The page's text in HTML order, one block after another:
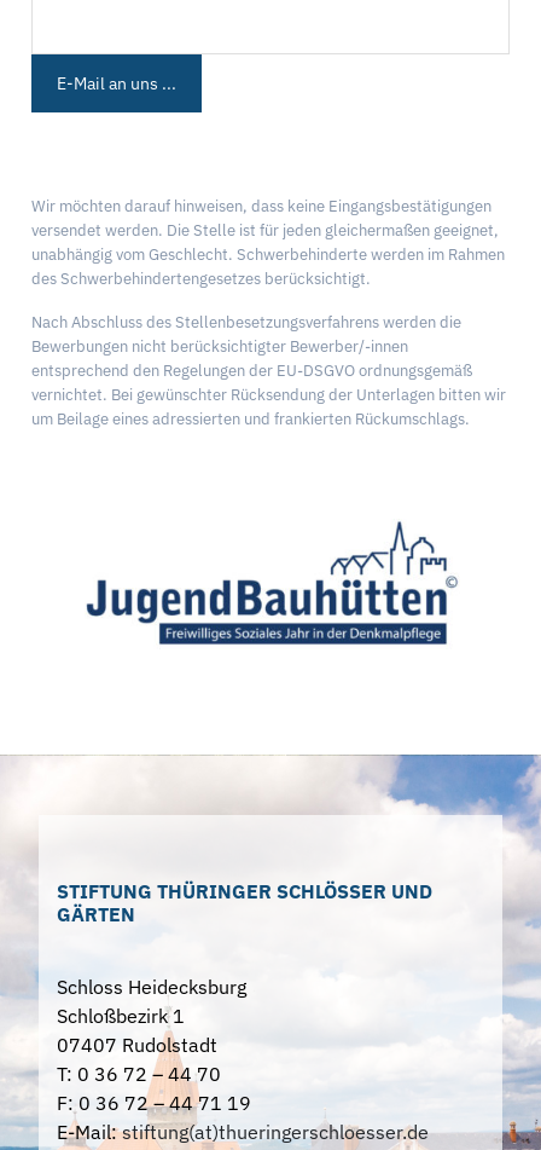
E-Mail an uns ...
Wir möchten darauf hinweisen, dass keine Eingangsbestätigungen
versendet werden. Die Stelle ist für jeden gleichermaßen geeignet,
unabhängig vom Geschlecht. Schwerbehinderte werden im Rahmen
des Schwerbehindertengesetzes berücksichtigt.
Nach Abschluss des Stellenbesetzungsverfahrens werden die
Bewerbungen nicht berücksichtigter Bewerber/-innen
entsprechend den Regelungen der EU-DSGVO ordnungsgemäß
vernichtet. Bei gewünschter Rücksendung der Unterlagen bitten wir
um Beilage eines adressierten und frankierten Rückumschlags.
STIFTUNG THÜRINGER SCHLÖSSER UND
GÄRTEN
Schloss Heidecksburg
Schloßbezirk 1
07407 Rudolstadt
T: 0 36 72 – 44 70
F: 0 36 72 – 44 71 19
E-Mail:stiftung(at)thueringerschloesser.de